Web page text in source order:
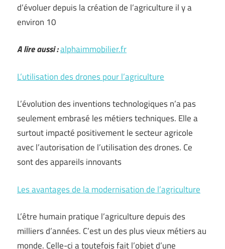
d’évoluer depuis la création de l’agriculture il y a
environ 10
A lire aussi :alphaimmobilier.fr
L’utilisation des drones pour l’agriculture
L’évolution des inventions technologiques n’a pas
seulement embrasé les métiers techniques. Elle a
surtout impacté positivement le secteur agricole
avec l’autorisation de l’utilisation des drones. Ce
sont des appareils innovants
Les avantages de la modernisation de l’agriculture
L’être humain pratique l’agriculture depuis des
milliers d’années. C’est un des plus vieux métiers au
monde. Celle-ci a toutefois fait l’objet d’une